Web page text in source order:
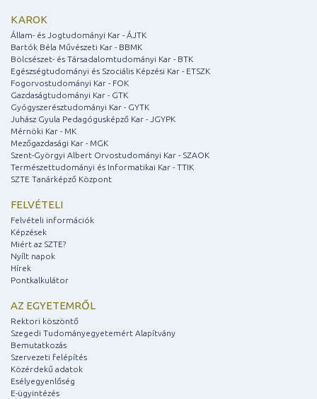
KAROK
Állam- és Jogtudományi Kar - ÁJTK
Bartók Béla Művészeti Kar - BBMK
Bölcsészet- és Társadalomtudományi Kar - BTK
Egészségtudományi és Szociális Képzési Kar - ETSZK
Fogorvostudományi Kar - FOK
Gazdaságtudományi Kar - GTK
Gyógyszerésztudományi Kar - GYTK
Juhász Gyula Pedagógusképző Kar - JGYPK
Mérnöki Kar - MK
Mezőgazdasági Kar - MGK
Szent-Györgyi Albert Orvostudományi Kar - SZAOK
Természettudományi és Informatikai Kar - TTIK
SZTE Tanárképző Központ
FELVÉTELI
Felvételi információk
Képzések
Miért az SZTE?
Nyílt napok
Hírek
Pontkalkulátor
AZ EGYETEMRŐL
Rektori köszöntő
Szegedi Tudományegyetemért Alapítvány
Bemutatkozás
Szervezeti felépítés
Közérdekű adatok
Esélyegyenlőség
E-ügyintézés